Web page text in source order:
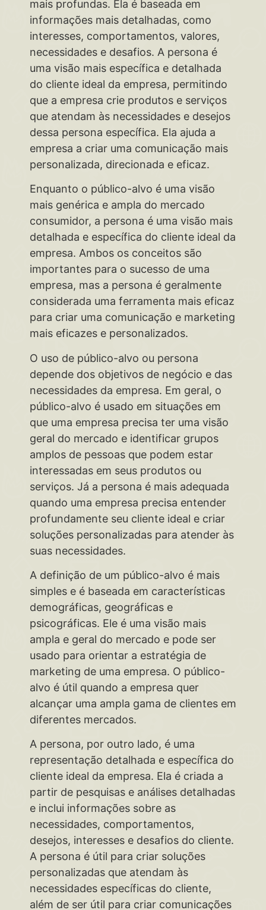
mais profundas. Ela é baseada em
informações mais detalhadas, como
interesses, comportamentos, valores,
necessidades e desafios. A persona é
uma visão mais específica e detalhada
do cliente ideal da empresa, permitindo
que a empresa crie produtos e serviços
que atendam às necessidades e desejos
dessa persona específica. Ela ajuda a
empresa a criar uma comunicação mais
personalizada, direcionada e eficaz.
Enquanto o público-alvo é uma visão
mais genérica e ampla do mercado
consumidor, a persona é uma visão mais
detalhada e específica do cliente ideal da
empresa. Ambos os conceitos são
importantes para o sucesso de uma
empresa, mas a persona é geralmente
considerada uma ferramenta mais eficaz
para criar uma comunicação e marketing
mais eficazes e personalizados.
O uso de público-alvo ou persona
depende dos objetivos de negócio e das
necessidades da empresa. Em geral, o
público-alvo é usado em situações em
que uma empresa precisa ter uma visão
geral do mercado e identificar grupos
amplos de pessoas que podem estar
interessadas em seus produtos ou
serviços. Já a persona é mais adequada
quando uma empresa precisa entender
profundamente seu cliente ideal e criar
soluções personalizadas para atender às
suas necessidades.
A definição de um público-alvo é mais
simples e é baseada em características
demográficas, geográficas e
psicográficas. Ele é uma visão mais
ampla e geral do mercado e pode ser
usado para orientar a estratégia de
marketing de uma empresa. O público-
alvo é útil quando a empresa quer
alcançar uma ampla gama de clientes em
diferentes mercados.
A persona, por outro lado, é uma
representação detalhada e específica do
cliente ideal da empresa. Ela é criada a
partir de pesquisas e análises detalhadas
e inclui informações sobre as
necessidades, comportamentos,
desejos, interesses e desafios do cliente.
A persona é útil para criar soluções
personalizadas que atendam às
necessidades específicas do cliente,
além de ser útil para criar comunicações